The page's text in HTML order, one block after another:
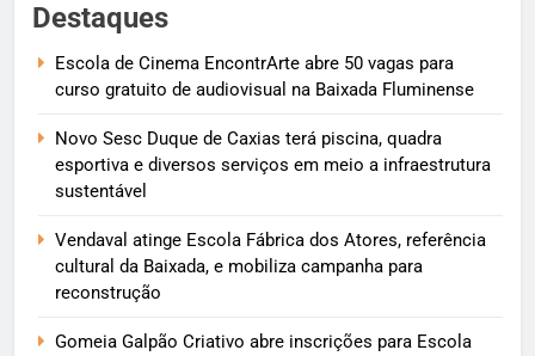
Destaques
Escola de Cinema EncontrArte abre 50 vagas para
curso gratuito de audiovisual na Baixada Fluminense
Novo Sesc Duque de Caxias terá piscina, quadra
esportiva e diversos serviços em meio a infraestrutura
sustentável
Vendaval atinge Escola Fábrica dos Atores, referência
cultural da Baixada, e mobiliza campanha para
reconstrução
Gomeia Galpão Criativo abre inscrições para Escola